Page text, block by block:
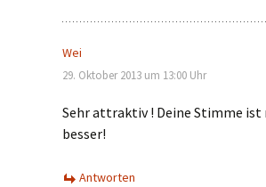
Wei
29. Oktober 2013 um 13:00 Uhr
Sehr attraktiv ! Deine Stimme ist
besser!
Antworten